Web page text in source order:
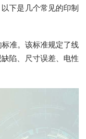
下是几个常见的印制
准。该标准规定了线
陷、尺寸误差、电性